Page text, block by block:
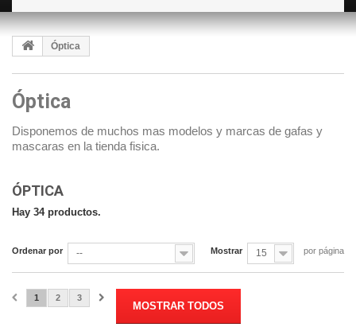
Óptica
Óptica
Disponemos de muchos mas modelos y marcas de gafas y
mascaras en la tienda fisica.
ÓPTICA
Hay 34 productos.
Ordenar por -- Mostrar 15 por página
MOSTRAR TODOS
1 2 3